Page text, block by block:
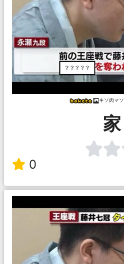
キソ肉マソ
家
0